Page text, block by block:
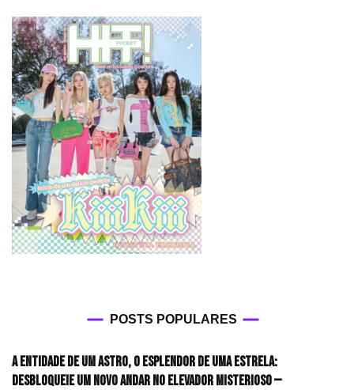
POSTS POPULARES
A entidade de um astro, o esplendor de uma estrela:
desbloqueie um novo andar no elevador misterioso —